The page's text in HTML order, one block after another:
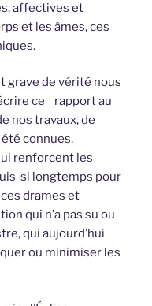
affectives et
et les âmes, ces
grave de vérité nous
ce rapport au
nos travaux, de
connues,
renforcent les
si longtemps pour
drames et
qui n’a pas su ou
qui aujourd’hui
ou minimiser les